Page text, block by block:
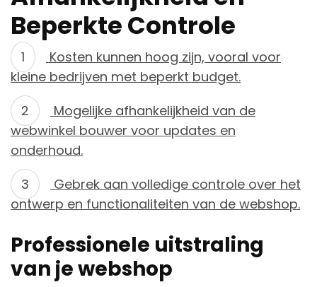
Beperkte Controle
Kosten kunnen hoog zijn, vooral voor
kleine bedrijven met beperkt budget.
Mogelijke afhankelijkheid van de
webwinkel bouwer voor updates en
onderhoud.
Gebrek aan volledige controle over het
ontwerp en functionaliteiten van de webshop.
Professionele uitstraling
van je webshop